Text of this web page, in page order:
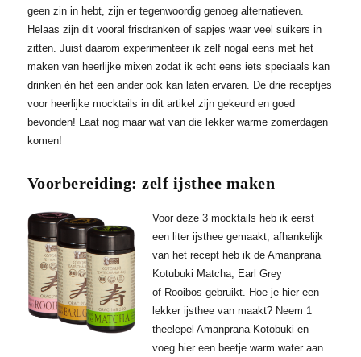
geen zin in hebt, zijn er tegenwoordig genoeg alternatieven.
Helaas zijn dit vooral frisdranken of sapjes waar veel suikers in
zitten. Juist daarom experimenteer ik zelf nogal eens met het
maken van heerlijke mixen zodat ik echt eens iets speciaals kan
drinken én het een ander ook kan laten ervaren. De drie receptjes
voor heerlijke mocktails in dit artikel zijn gekeurd en goed
bevonden! Laat nog maar wat van die lekker warme zomerdagen
komen!
Voorbereiding: zelf ijsthee maken
Voor deze 3 mocktails heb ik eerst
een liter ijsthee gemaakt, afhankelijk
van het recept heb ik de Amanprana
Kotubuki Matcha, Earl Grey
of Rooibos gebruikt. Hoe je hier een
lekker ijsthee van maakt? Neem 1
theelepel Amanprana Kotobuki en
voeg hier een beetje warm water aan